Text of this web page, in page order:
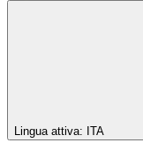
Lingua attiva: ITA